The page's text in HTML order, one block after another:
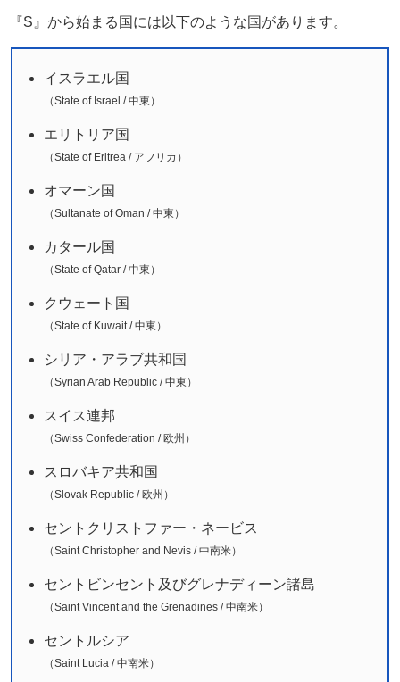
『S』から始まる国には以下のような国があります。
イスラエル国
（State of Israel / 中東）
エリトリア国
（State of Eritrea / アフリカ）
オマーン国
（Sultanate of Oman / 中東）
カタール国
（State of Qatar / 中東）
クウェート国
（State of Kuwait / 中東）
シリア・アラブ共和国
（Syrian Arab Republic / 中東）
スイス連邦
（Swiss Confederation / 欧州）
スロバキア共和国
（Slovak Republic / 欧州）
セントクリストファー・ネービス
（Saint Christopher and Nevis / 中南米）
セントビンセント及びグレナディーン諸島
（Saint Vincent and the Grenadines / 中南米）
セントルシア
（Saint Lucia / 中南米）